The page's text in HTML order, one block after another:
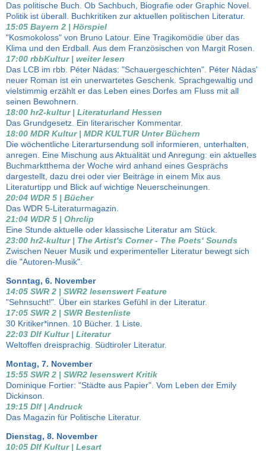
Das politische Buch. Ob Sachbuch, Biografie oder Graphic Novel.
Politik ist überall. Buchkritiken zur aktuellen politischen Literatur.
15:05 Bayern 2 | Hörspiel
"Kosmokoloss" von Bruno Latour. Eine Tragikomödie über das
Klima und den Erdball. Aus dem Französischen von Margit Rosen.
17:00 rbbKultur | weiter lesen
Das LCB im rbb. Péter Nádas: "Schauergeschichten". Péter Nádas'
neuer Roman ist ein unerwartetes Geschenk. Sprachgewaltig und
vielstimmig erzählt er das Leben eines Dorfes am Fluss mit all
seinen Bewohnern.
18:00 hr2-kultur | Literaturland Hessen
Das Grundgesetz. Ein literarischer Kommentar.
18:00 MDR Kultur | MDR KULTUR Unter Büchern
Die wöchentliche Literartursendung soll informieren, unterhalten,
anregen. Eine Mischung aus Aktualität und Anregung: ein aktuelles
Buchmarktthema der Woche wird anhand eines Gesprächs
dargestellt, dazu drei oder vier Beiträge in einem Mix aus
Literaturtipp und Blick auf wichtige Neuerscheinungen.
20:04 WDR 5 | Bücher
Das WDR 5-Literaturmagazin.
21:04 WDR 5 | Ohrclip
Eine Stunde aktuelle oder klassische Literatur am Stück.
23:00 hr2-kultur | The Artist's Corner - The Poets‘ Sounds
Zwischen Neuer Musik und experimenteller Literatur bewegt sich
die "Autoren-Musik".
Sonntag, 6. November
14:05 SWR 2 | SWR2 lesenswert Feature
"Sehnsucht!". Über ein starkes Gefühl in der Literatur.
17:05 SWR 2 | SWR Bestenliste
30 Kritiker*innen. 10 Bücher. 1 Liste.
22:03 Dlf Kultur | Literatur
Weltoffen dreisprachig. Südtiroler Literatur.
Montag, 7. November
15:55 SWR 2 | SWR2 lesenswert Kritik
Dominique Fortier: "Städte aus Papier". Vom Leben der Emily
Dickinson.
19:15 Dlf | Andruck
Das Magazin für Politische Literatur.
Dienstag, 8. November
10:05 Dlf Kultur | Lesart